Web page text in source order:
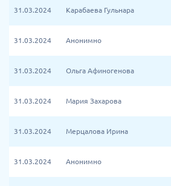
31.03.2024 Карабаева Гульнара
31.03.2024 Анонимно
31.03.2024 Ольга Афиногенова
31.03.2024 Мария Захарова
31.03.2024 Мерцалова Ирина
31.03.2024 Анонимно